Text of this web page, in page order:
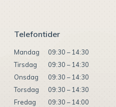
Telefontider
Mandag
09:30 – 14:30
Tirsdag
09:30 – 14:30
Onsdag
09:30 – 14:30
Torsdag
09:30 – 14:30
Fredag
09:30 – 14:00